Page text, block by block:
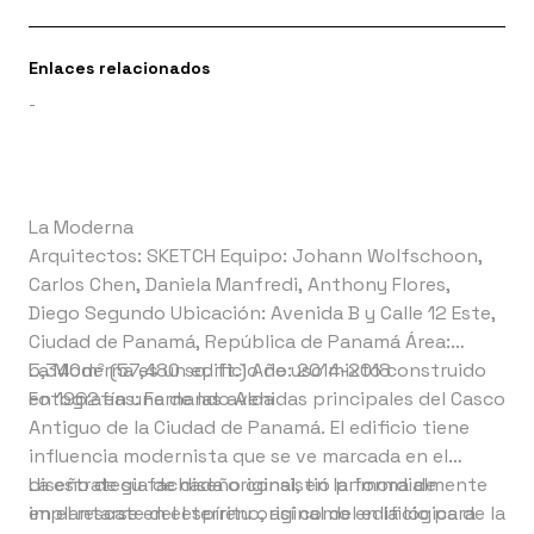
Enlaces relacionados
-
La Moderna
Arquitectos: SKETCH Equipo: Johann Wolfschoon,
Carlos Chen, Daniela Manfredi, Anthony Flores,
Diego Segundo Ubicación: Avenida B y Calle 12 Este,
Ciudad de Panamá, República de Panamá Área:
5,340m² (57,480 sq. ft.) Año: 2014-2018
Fotografías: Fernando Alda
La Moderna es un edificio de uso mixto construido
en 1962 en una de las avenidas principales del Casco
Antiguo de la Ciudad de Panamá. El edificio tiene
influencia modernista que se ve marcada en el
diseño de su fachada original, en la forma de
implantarse en el terreno, así como en la lógica de la
La estrategia de diseño consistió primordialmente
en el rescate del espíritu original del edificio para